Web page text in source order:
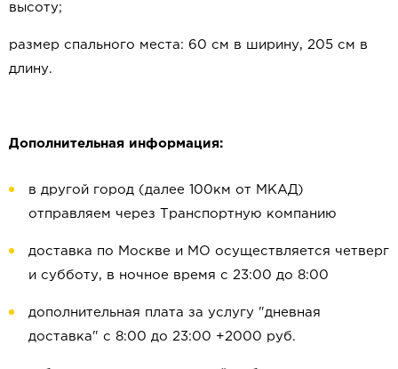
высоту;
размер спального места: 60 см в ширину, 205 см в
длину.
Дополнительная информация:
в другой город (далее 100км от МКАД)
отправляем через Транспортную компанию
доставка по Москве и МО осуществляется четверг
и субботу, в ночное время с 23:00 до 8:00
дополнительная плата за услугу "дневная
доставка" с 8:00 до 23:00 +2000 руб.